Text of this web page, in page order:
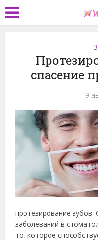
спасение
9
протезирование зубов.
заболеваний в
то, которое